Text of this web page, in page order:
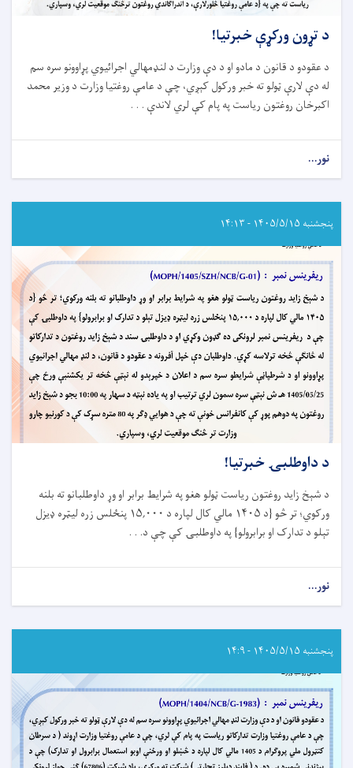
د تړون ورکړې خبرتیا!
د عقودو د قانون د مادو او د دې وزارت د لنډمهالي اجرائیوي پړاوونو سره سم
له دې لارې ټولو ته خبر ورکول کېږي، چې د عامې روغتیا وزارت د وزیر محمد
اکبرخان روغتون ریاست په پام کې لري لاندې . . .
نور...
د
ورکړې
خبرتیا!پنجشنبه ۱۴۰۵/۵/۱۵ - ۱۴:۱۳
د داوطلبۍ خبرتیا!
د شېخ زاید روغتون ریاست ټولو هغو په شرایط برابر او وړ داوطلبانو ته بلنه
ورکوي؛ تر څو {د ۱۴۰۵ مالي کال لپاره د ۱۵,۰۰۰ پنځلس زره لیټره ډیزل
تېلو د تدارک او برابرولو} په داوطلبۍ کې چې د. . .
نور...
د
خبرتیا!
پنجشنبه ۱۴۰۵/۵/۱۵ - ۱۴:۹